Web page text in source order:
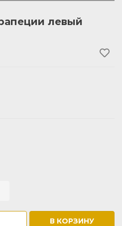
левый
В КОРЗИНУ